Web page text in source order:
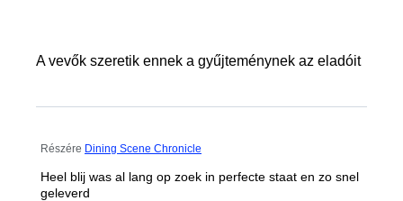
A vevők szeretik ennek a gyűjteménynek az eladóit
Részére Dining Scene Chronicle
Heel blij was al lang op zoek in perfecte staat en zo snel
geleverd